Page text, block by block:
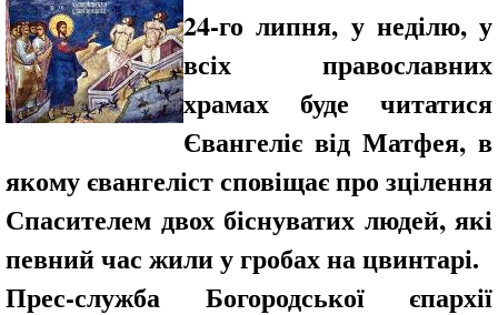
24-го липня, у неділю, у
всіх православних
храмах буде читатися
Євангеліє від Матфея, в
якому євангеліст сповіщає про зцілення
Спасителем двох біснуватих людей, які
певний час жили у гробах на цвинтарі.
Прес-служба Богородської єпархії